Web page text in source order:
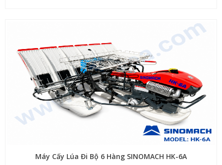
Máy Cấy Lúa Đi Bộ 6 Hàng SINOMACH HK-6A